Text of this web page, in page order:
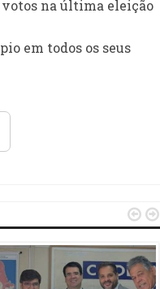
votos na última eleição
em todos os seus
 